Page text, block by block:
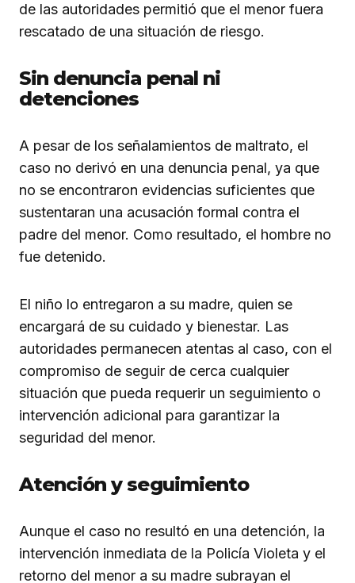
de las autoridades permitió que el menor fuera
rescatado de una situación de riesgo.
Sin denuncia penal ni
detenciones
A pesar de los señalamientos de maltrato, el
caso no derivó en una denuncia penal, ya que
no se encontraron evidencias suficientes que
sustentaran una acusación formal contra el
padre del menor. Como resultado, el hombre no
fue detenido.
El niño lo entregaron a su madre, quien se
encargará de su cuidado y bienestar. Las
autoridades permanecen atentas al caso, con el
compromiso de seguir de cerca cualquier
situación que pueda requerir un seguimiento o
intervención adicional para garantizar la
seguridad del menor.
Atención y seguimiento
Aunque el caso no resultó en una detención, la
intervención inmediata de la Policía Violeta y el
retorno del menor a su madre subrayan el